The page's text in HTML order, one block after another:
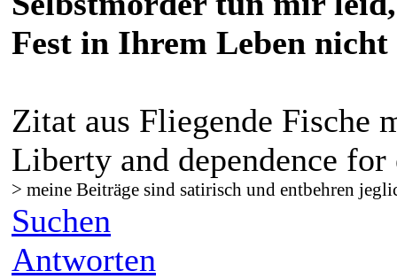
Fest in Ihrem Leben nicht
Zitat aus Fliegende Fische
Liberty and dependence for
> meine Beiträge sind satirisch und entbehren
Suchen
Antworten